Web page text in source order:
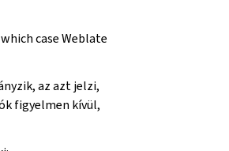
case Weblate
az azt jelzi,
figyelmen kívül,